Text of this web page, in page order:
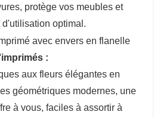
pas à nous contacter.
protège vos meubles et
optimal.
:
aux fleurs élégantes en
géométriques modernes, une
à vous, faciles à assortir à